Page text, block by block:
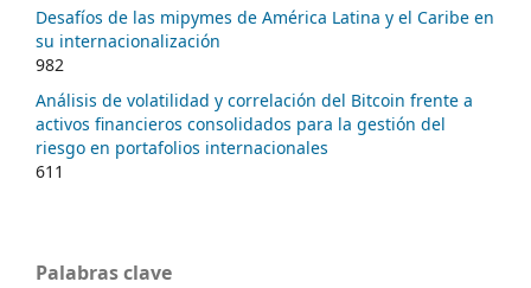
Desafíos de las mipymes de América Latina y el Caribe en
su internacionalización
982
Análisis de volatilidad y correlación del Bitcoin frente a
activos financieros consolidados para la gestión del
riesgo en portafolios internacionales
611
Palabras clave